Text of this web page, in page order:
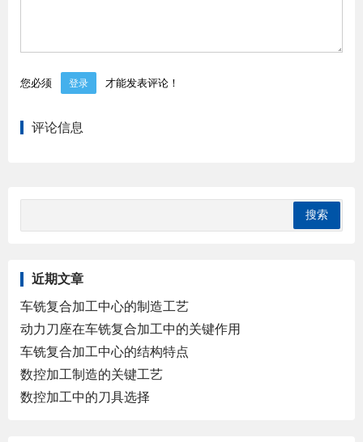
您必须 登录 才能发表评论！
评论信息
近期文章
车铣复合加工中心的制造工艺
动力刀座在车铣复合加工中的关键作用
车铣复合加工中心的结构特点
数控加工制造的关键工艺
数控加工中的刀具选择